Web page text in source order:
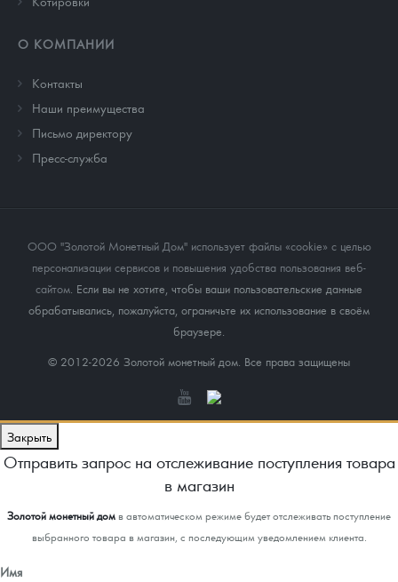
О КОМПАНИИ
Контакты
Наши преимущества
Письмо директору
Пресс-служба
ООО "Золотой Монетный Дом" использует файлы «cookie» с целью
персонализации сервисов и повышения удобства пользования веб-
сайтом. Если вы не хотите, чтобы ваши пользовательские данные
обрабатывались, пожалуйста, ограничьте их использование в своём
браузере.
© 2012-2026 Золотой монетный дом. Все права защищены
Закрыть
Отправить запрос на отслеживание поступления товара
в магазин
Золотой монетный домв автоматическом режиме будет отслеживать поступление
выбранного товара в магазин, с последующим уведомлением клиента.
Имя